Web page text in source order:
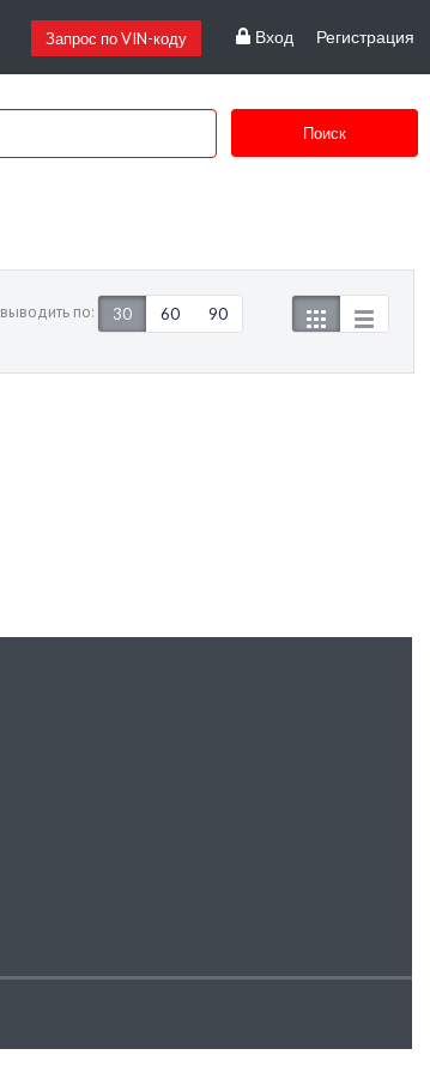
Запрос по VIN-коду Вход Регистрация
Поиск
выводить по: 30 60 90